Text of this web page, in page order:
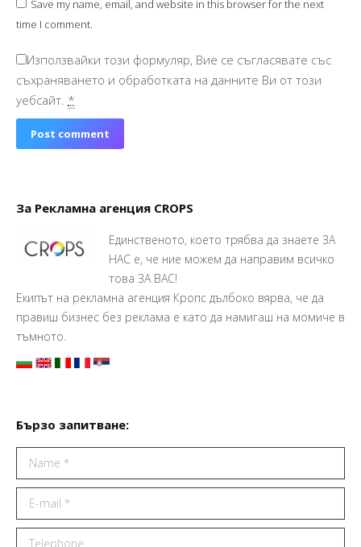
Save my name, email, and website in this browser for the next
time I comment.
Използвайки този формуляр, Вие се съгласявате със
съхраняването и обработката на данните Ви от този
уебсайт. *
Post comment
За Рекламна агенция CROPS
Единственото, което трябва да знаете ЗА
НАС е, че ние можем да направим всичко
това ЗА ВАС!
Екипът на рекламна агенция Кропс дълбоко вярва, че да
правиш бизнес без реклама е като да намигаш на момиче в
тъмното.
Бързо запитване:
Name *
E-mail *
Telephone